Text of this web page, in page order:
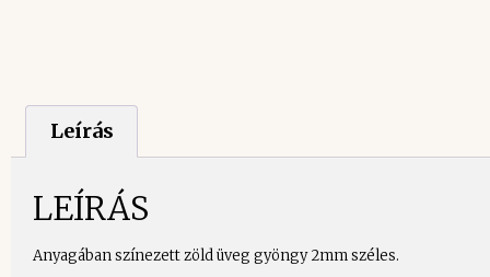
Leírás
LEÍRÁS
Anyagában színezett zöld üveg gyöngy 2mm széles.